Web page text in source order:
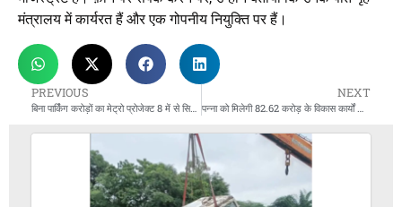
मंत्रालय में कार्यरत हैं और एक गोपनीय नियुक्ति पर हैं।
PREVIOUS
बिना पार्किंग करोड़ों का मेट्रो प्रोजेक्ट 8 में से सिर्फ 2 स्टेशन पर मिली जगह
NEXT